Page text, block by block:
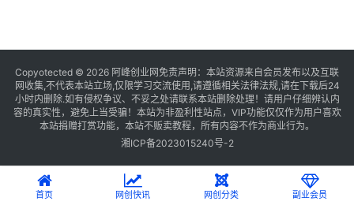
Copyotected © 2026 阿峰创业网 免责声明：本站资源来自会员发布以及互联
网收集,不代表本站立场,仅限学习交流使用,请遵循相关法律法规,请在下载后24
小时内删除.如有侵权争议、不妥之处请联系本站删除处理！请用户仔细辨认内
容的真实性，避免上当受骗！本站为非盈利性站点，VIP功能仅仅作为用户喜欢
本站捐赠打赏功能，本站不贩卖教程，所有内容不作为商业行为。
湘ICP备2023015240号-2
首页 网创快讯 网创分类 副业会员